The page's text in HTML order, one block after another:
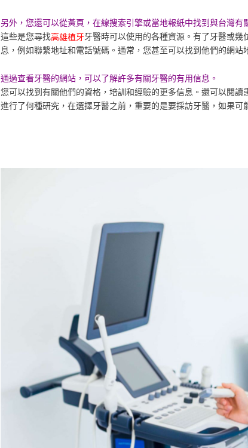
另外，您還可以從黃頁，在線搜索引擎或當地報紙中找到與台灣有
這些是您尋找高雄植牙牙醫時可以使用的各種資源。有了牙醫或
息，例如聯繫地址和電話號碼。通常，您甚至可以找到他們的網站
通過查看牙醫的網站，可以了解許多有關牙醫的有用信息。
您可以找到有關他們的資格，培訓和經驗的更多信息。還可以閱
進行了何種研究，在選擇牙醫之前，重要的是要採訪牙醫，如果